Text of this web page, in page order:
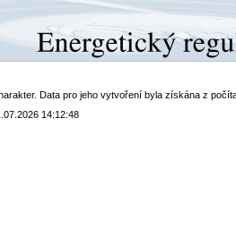
Data pro jeho vytvoření byla získána z
14:12:48